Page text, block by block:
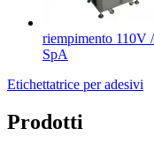
riempimento 110V
SpA
Etichettatrice per adesivi
Prodotti